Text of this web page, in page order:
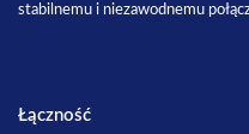
stabilnemu i niezawodnemu
Łączność